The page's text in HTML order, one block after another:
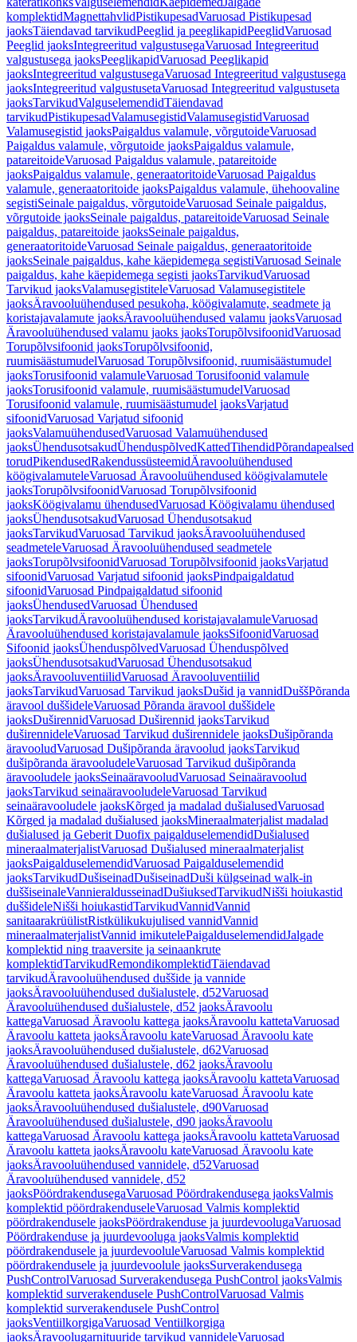
komplektidMagnettahvlidPistikupesadVaruosad Pistikupesad
jaoksTäiendavad tarvikudPeeglid ja peeglikapidPeeglidVaruosad
Peeglid jaoksIntegreeritud valgustusegaVaruosad Integreeritud
valgustusega jaoksPeeglikapidVaruosad Peeglikapid
jaoksIntegreeritud valgustusegaVaruosad Integreeritud valgustusega
jaoksIntegreeritud valgustusetaVaruosad Integreeritud valgustuseta
jaoksTarvikudValguselemendidTäiendavad
tarvikudPistikupesadValamusegistidValamusegistidVaruosad
Valamusegistid jaoksPaigaldus valamule, võrgutoideVaruosad
Paigaldus valamule, võrgutoide jaoksPaigaldus valamule,
patareitoideVaruosad Paigaldus valamule, patareitoide
jaoksPaigaldus valamule, generaatoritoideVaruosad Paigaldus
valamule, generaatoritoide jaoksPaigaldus valamule, ühehoovaline
segistiSeinale paigaldus, võrgutoideVaruosad Seinale paigaldus,
võrgutoide jaoksSeinale paigaldus, patareitoideVaruosad Seinale
paigaldus, patareitoide jaoksSeinale paigaldus,
generaatoritoideVaruosad Seinale paigaldus, generaatoritoide
jaoksSeinale paigaldus, kahe käepidemega segistiVaruosad Seinale
paigaldus, kahe käepidemega segisti jaoksTarvikudVaruosad
Tarvikud jaoksValamusegistiteleVaruosad Valamusegistitele
jaoksÄravooluühendused pesukoha, köögivalamute, seadmete ja
koristajavalamute jaoksÄravooluühendused valamu jaoksVaruosad
Äravooluühendused valamu jaoks jaoksTorupõlvsifoonidVaruosad
Torupõlvsifoonid jaoksTorupõlvsifoonid,
ruumisäästumudelVaruosad Torupõlvsifoonid, ruumisäästumudel
jaoksTorusifoonid valamuleVaruosad Torusifoonid valamule
jaoksTorusifoonid valamule, ruumisäästumudelVaruosad
Torusifoonid valamule, ruumisäästumudel jaoksVarjatud
sifoonidVaruosad Varjatud sifoonid
jaoksValamuühendusedVaruosad Valamuühendused
jaoksÜhendusotsakudÜhenduspõlvedKattedTihendidPõrandapealsed
torudPikendusedRakendussüsteemidÄravooluühendused
köögivalamuteleVaruosad Äravooluühendused köögivalamutele
jaoksTorupõlvsifoonidVaruosad Torupõlvsifoonid
jaoksKöögivalamu ühendusedVaruosad Köögivalamu ühendused
jaoksÜhendusotsakudVaruosad Ühendusotsakud
jaoksTarvikudVaruosad Tarvikud jaoksÄravooluühendused
seadmeteleVaruosad Äravooluühendused seadmetele
jaoksTorupõlvsifoonidVaruosad Torupõlvsifoonid jaoksVarjatud
sifoonidVaruosad Varjatud sifoonid jaoksPindpaigaldatud
sifoonidVaruosad Pindpaigaldatud sifoonid
jaoksÜhendusedVaruosad Ühendused
jaoksTarvikudÄravooluühendused koristajavalamuleVaruosad
Äravooluühendused koristajavalamule jaoksSifoonidVaruosad
Sifoonid jaoksÜhenduspõlvedVaruosad Ühenduspõlved
jaoksÜhendusotsakudVaruosad Ühendusotsakud
jaoksÄravooluventiilidVaruosad Äravooluventiilid
jaoksTarvikudVaruosad Tarvikud jaoksDušid ja vannidDuššPõranda
äravool duššideleVaruosad Põranda äravool duššidele
jaoksDuširennidVaruosad Duširennid jaoksTarvikud
duširennideleVaruosad Tarvikud duširennidele jaoksDušipõranda
äravooludVaruosad Dušipõranda äravoolud jaoksTarvikud
dušipõranda äravooludeleVaruosad Tarvikud dušipõranda
äravooludele jaoksSeinaäravooludVaruosad Seinaäravoolud
jaoksTarvikud seinaäravooludeleVaruosad Tarvikud
seinaäravooludele jaoksKõrged ja madalad dušialusedVaruosad
Kõrged ja madalad dušialused jaoksMineraalmaterjalist madalad
dušialused ja Geberit Duofix paigalduselemendidDušialused
mineraalmaterjalistVaruosad Dušialused mineraalmaterjalist
jaoksPaigalduselemendidVaruosad Paigalduselemendid
jaoksTarvikudDušiseinadDušiseinadDuši külgseinad walk-in
duššiseinaleVannieraldusseinadDušiuksedTarvikudNišši hoiukastid
duššideleNišši hoiukastidTarvikudVannidVannid
sanitaarakrüülistRistkülikukujulised vannidVannid
mineraalmaterjalistVannid imikutelePaigalduselemendidJalgade
komplektid ning traaversite ja seinaankrute
komplektidTarvikudRemondikomplektidTäiendavad
tarvikudÄravooluühendused duššide ja vannide
jaoksÄravooluühendused dušialustele, d52Varuosad
Äravooluühendused dušialustele, d52 jaoksÄravoolu
kattegaVaruosad Äravoolu kattega jaoksÄravoolu kattetaVaruosad
Äravoolu katteta jaoksÄravoolu kateVaruosad Äravoolu kate
jaoksÄravooluühendused dušialustele, d62Varuosad
Äravooluühendused dušialustele, d62 jaoksÄravoolu
kattegaVaruosad Äravoolu kattega jaoksÄravoolu kattetaVaruosad
Äravoolu katteta jaoksÄravoolu kateVaruosad Äravoolu kate
jaoksÄravooluühendused dušialustele, d90Varuosad
Äravooluühendused dušialustele, d90 jaoksÄravoolu
kattegaVaruosad Äravoolu kattega jaoksÄravoolu kattetaVaruosad
Äravoolu katteta jaoksÄravoolu kateVaruosad Äravoolu kate
jaoksÄravooluühendused vannidele, d52Varuosad
Äravooluühendused vannidele, d52
jaoksPöördrakendusegaVaruosad Pöördrakendusega jaoksValmis
komplektid pöördrakenduseleVaruosad Valmis komplektid
pöördrakendusele jaoksPöördrakenduse ja juurdevoolugaVaruosad
Pöördrakenduse ja juurdevooluga jaoksValmis komplektid
pöördrakendusele ja juurdevooluleVaruosad Valmis komplektid
pöördrakendusele ja juurdevoolule jaoksSurverakendusega
PushControlVaruosad Surverakendusega PushControl jaoksValmis
komplektid surverakendusele PushControlVaruosad Valmis
komplektid surverakendusele PushControl
jaoksVentiilkorgigaVaruosad Ventiilkorgiga
jaoksÄravoolugarnituuride tarvikud vannideleVaruosad